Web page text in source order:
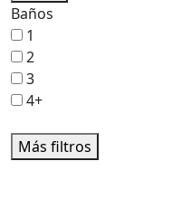
Baños
1
2
3
4+
Más filtros